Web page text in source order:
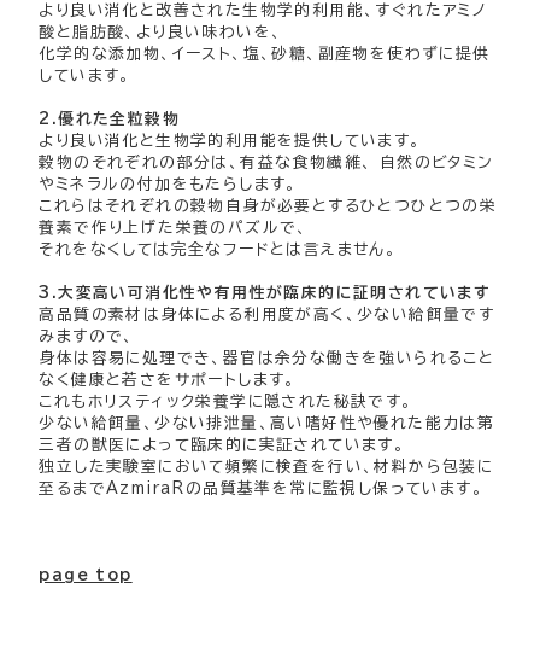
より良い消化と改善された生物学的利用能、すぐれたアミノ
酸と脂肪酸、より良い味わいを、
化学的な添加物、イースト、塩、砂糖、副産物を使わずに提供
しています。
2.優れた全粒穀物
より良い消化と生物学的利用能を提供しています。
穀物のそれぞれの部分は、有益な食物繊維、 自然のビタミン
やミネラルの付加をもたらします。
これらはそれぞれの穀物自身が必要とするひとつひとつの栄
養素で作り上げた栄養のパズルで、
それをなくしては完全なフードとは言えません。
3.大変高い可消化性や有用性が臨床的に証明されています
高品質の素材は身体による利用度が高く、少ない給餌量です
みますので、
身体は容易に処理でき、器官は余分な働きを強いられること
なく健康と若さをサポートします。
これもホリスティック栄養学に隠された秘訣です。
少ない給餌量、少ない排泄量、高い嗜好性や優れた能力は第
三者の獣医によって臨床的に実証されています。
独立した実験室において頻繁に検査を行い、材料から包装に
至るまでAzmiraRの品質基準を常に監視し保っています。
page top